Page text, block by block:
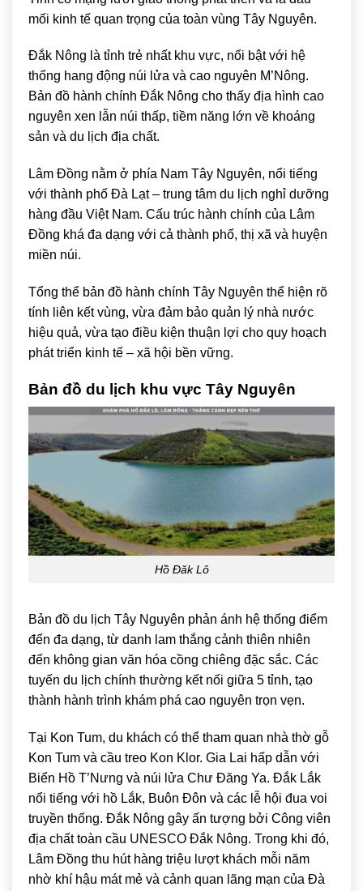
mối kinh tế quan trọng của toàn vùng Tây Nguyên.
Đắk Nông là tỉnh trẻ nhất khu vực, nổi bật với hệ
thống hang động núi lửa và cao nguyên M’Nông.
Bản đồ hành chính Đắk Nông cho thấy địa hình cao
nguyên xen lẫn núi thấp, tiềm năng lớn về khoáng
sản và du lịch địa chất.
Lâm Đồng nằm ở phía Nam Tây Nguyên, nổi tiếng
với thành phố Đà Lạt – trung tâm du lịch nghỉ dưỡng
hàng đầu Việt Nam. Cấu trúc hành chính của Lâm
Đồng khá đa dạng với cả thành phố, thị xã và huyện
miền núi.
Tổng thể bản đồ hành chính Tây Nguyên thể hiện rõ
tính liên kết vùng, vừa đảm bảo quản lý nhà nước
hiệu quả, vừa tạo điều kiện thuận lợi cho quy hoạch
phát triển kinh tế – xã hội bền vững.
Bản đồ du lịch khu vực Tây Nguyên
Hồ Đăk Lô
Bản đồ du lịch Tây Nguyên phản ánh hệ thống điểm
đến đa dạng, từ danh lam thắng cảnh thiên nhiên
đến không gian văn hóa cồng chiêng đặc sắc. Các
tuyến du lịch chính thường kết nối giữa 5 tỉnh, tạo
thành hành trình khám phá cao nguyên trọn vẹn.
Tại Kon Tum, du khách có thể tham quan nhà thờ gỗ
Kon Tum và cầu treo Kon Klor. Gia Lai hấp dẫn với
Biển Hồ T’Nưng và núi lửa Chư Đăng Ya. Đắk Lắk
nổi tiếng với hồ Lắk, Buôn Đôn và các lễ hội đua voi
truyền thống. Đắk Nông gây ấn tượng bởi Công viên
địa chất toàn cầu UNESCO Đắk Nông. Trong khi đó,
Lâm Đồng thu hút hàng triệu lượt khách mỗi năm
nhờ khí hậu mát mẻ và cảnh quan lãng mạn của Đà